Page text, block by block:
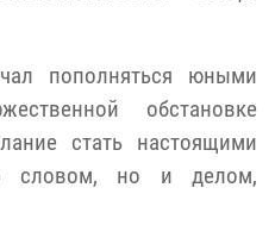
пополняться юными
обстановке
стать настоящими
словом, но и делом,